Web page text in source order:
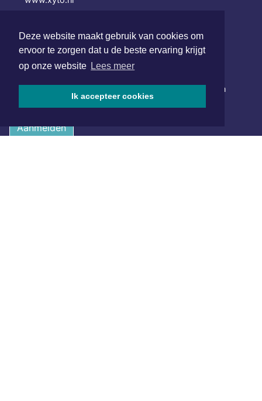
Deze website maakt gebruik van cookies om
ervoor te zorgen dat u de beste ervaring krijgt
op onze website Lees meer
Ik accepteer cookies
NIEUWSBRIEF AANMELDEN
Schrijf je in voor onze nieuwsbrief en krijg wekelijks een
samenvatting van alle gebeurtenissen uit jouw regio.
Aanmelden